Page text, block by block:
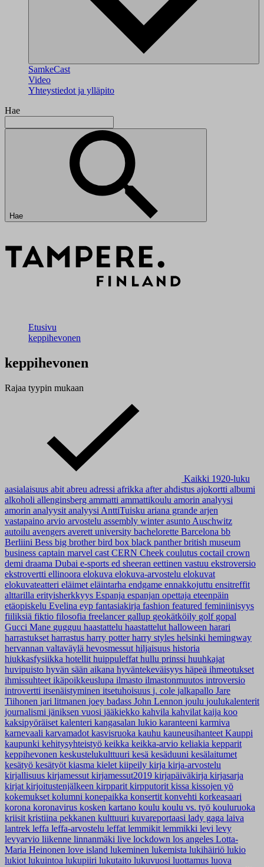
SamkeCast
Video
Yhteystiedot ja ylläpito
Hae
Hae
Etusivu
keppihevonen
keppihevonen
Rajaa tyypin mukaan
Kaikki 1920-luku
aasialaisuus abit abreu adressi afrikka afterahdistus ajokortti albumi
alkoholi allenginsberg ammatti ammattikoulu amorin analyysi
amorin analyysit analyysi AnttiTuisku ariana grande arjen
vastapaino arvio arvostelu assembly winterasunto Auschwitz
autoilu avengers averett university bachelorette Barcelona bb
Berliini Bess big brotherbird box black pantherbritish museum
business captain marvel cast CERN Cheek coulutus coctail crown
demi draama Dubai e-sports ed sheeran eettinen vastuu ekstroversio
ekstrovertti ellinoora elokuva elokuva-arvostelu elokuvat
elokuvateatteri eläimet eläintarha endgame ennakkojuttu ensitreffit
alttarilla erityisherkkyys Espanja espanjan opettaja eteenpäin
etäopiskelu Evelina eyp fantasiakirja fashion featured feminiinisyys
fiiliksiä fiktio filosofia freelancer gallup geokätköily golf gopal
Gucci Mane gugguu haastattelu haastattelut halloween harari
harrastukset harrastus harry potterharry styles helsinki hemingway
hervannan valtaväylä hevosmessut hiljaisuus historia
hiukkasfysiikka hotellit huippuleffat hullu prinssi huuhkajat
huvipuisto hyvän sään aikana hyväntekeväisyys häpeä ihmeotukset
ihmissuhteet ikäpoikkeuslupa ilmasto ilmastonmuutos introversio
introvertti itsenäistyminen itsetuhoisuus j. cole jalkapallo Jare
Tiihonen jari litmanen joey badass John Lennon joulu joulukalenterit
journalismi jäniksen vuosi jääkiekko kahvila kahvilat kaija koo
kaksipyöräiset kalenteri kangasalan lukio karanteeni karmiva
karnevaali karvamadot kasvisruoka kauhu kauneusihanteet Kauppi
kaupunki kehitysyhteistyö keikka keikka-arvio keliakia kepparit
keppihevonen keskustelukulttuuri kesä kesäduuni kesälaitumet
kesätyö kesätyöt kiasma kielet kiipeily kirja kirja-arvostelu
kirjallisuus kirjamessut kirjamessut2019 kirjapäiväkirja kirjasarja
kirjat kirjoitustenjälkeen kirpparit kirpputorit kissa kissojen yö
kokemukset kolumni konepaikka konsertit konvehti korkeasaari
korona koronavirus kosken kartano koulu koulu vs. työ kouluruoka
kriisit kristiina pekkanen kulttuuri kuvareportaasi lady gaga laiva
lantrek leffa leffa-arvostelu leffat lemmikit lemmikki levi levy
levyarvio liikenne linnanmäki live lockdown los angeles Lotta-
Maria Heinonen love island lukeminen lukemista lukihäiriö lukio
lukiot lukuintoa lukupiiri lukutaito lukuvuosi luottamus luova